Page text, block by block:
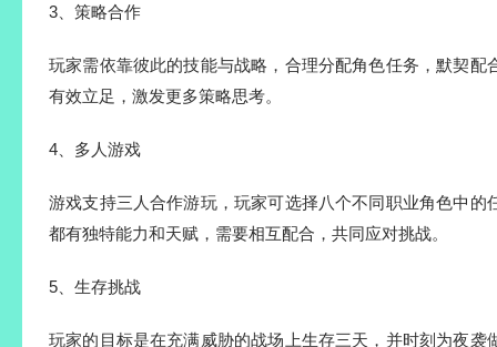
3、策略合作
玩家需依靠彼此的技能与战略，合理分配角色任务，默契配
有效立足，激发更多策略思考。
4、多人游戏
游戏支持三人合作游玩，玩家可选择八个不同职业角色中的
都有独特能力和天赋，需要相互配合，共同应对挑战。
5、生存挑战
玩家的目标是在充满威胁的战场上生存三天，并时刻为夜袭